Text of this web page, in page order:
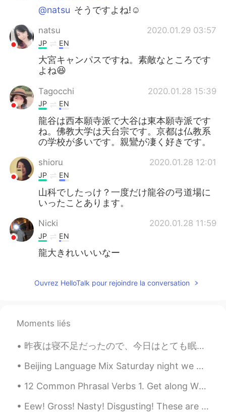
@natsu そうですよね!☺
natsu 2020.01.29 03:57
JP EN
大宮キャンパスですね。素敵なところです
よね😆
Tagocchi 2020.01.28 15:39
JP EN
龍谷は西本願寺派で大谷は東本願寺派です
ね。佛教大学は天台宗です。京都は仏教系
の学校が多いです。親鸞が凄く好きです。
shioru 2020.01.28 12:01
JP EN
山科でしたっけ？一度だけ龍谷の弓道場に
いったことあります。
Nicki 2020.01.28 11:59
JP EN
龍大きれいいいなー
Ouvrez HelloTalk pour rejoindre la conversation
Moments liés
昨夜は寝不足だったので、今日はとても眠たい〜 Last night I couldn’t sleep well、so I’m very tired today 今朝コーヒーを飲んで、このエネル...
Beijing Language Mix Saturday night we had a fantastic English Language Mix in Beijing! Great co...
12 Common Phrasal Verbs 1. Get along When you have a good relationship with someone. "Tom and I...
Eew! Gross! Nasty! Disgusting! These are the most common expressions I hear people use to talk ab...